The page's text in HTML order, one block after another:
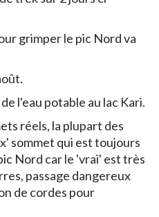
grimper le pic Nord va
l'eau potable au lac Kari.
réels, la plupart des
sommet qui est toujours
Nord car le 'vrai' est très
passage dangereux
de cordes pour